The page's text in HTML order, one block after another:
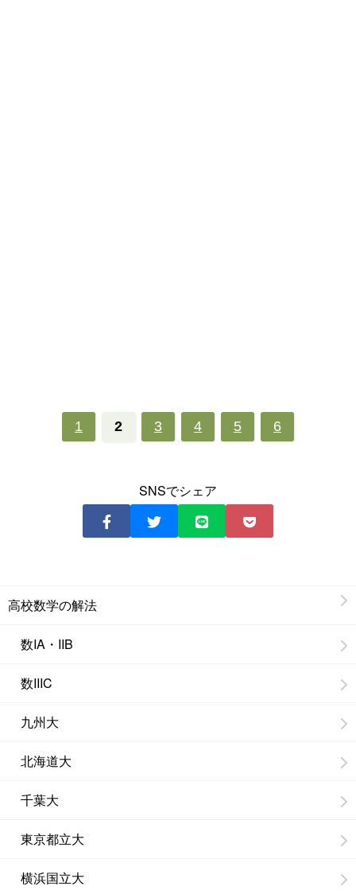
1 2 3 4 5 6
SNSでシェア
高校数学の解法
数IA・IIB
数IIIC
九州大
北海道大
千葉大
東京都立大
横浜国立大